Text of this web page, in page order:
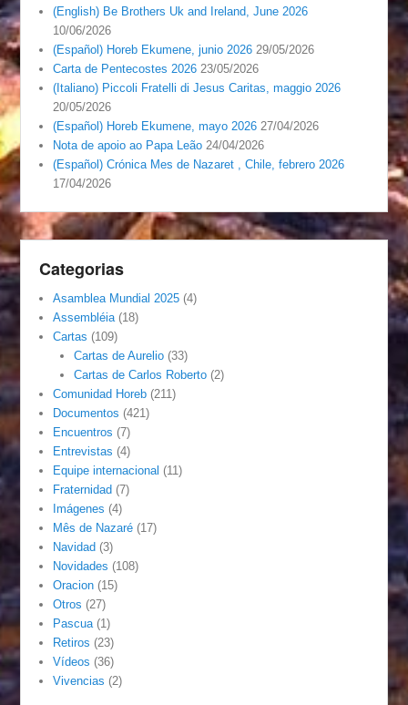
(English) Be Brothers Uk and Ireland, June 2026
10/06/2026
(Español) Horeb Ekumene, junio 2026 29/05/2026
Carta de Pentecostes 2026 23/05/2026
(Italiano) Piccoli Fratelli di Jesus Caritas, maggio 2026
20/05/2026
(Español) Horeb Ekumene, mayo 2026 27/04/2026
Nota de apoio ao Papa Leão 24/04/2026
(Español) Crónica Mes de Nazaret , Chile, febrero 2026
17/04/2026
Categorias
Asamblea Mundial 2025 (4)
Assembléia (18)
Cartas (109)
Cartas de Aurelio(33)
Cartas de Carlos Roberto(2)
Comunidad Horeb (211)
Documentos (421)
Encuentros (7)
Entrevistas (4)
Equipe internacional (11)
Fraternidad (7)
Imágenes (4)
Mês de Nazaré (17)
Navidad (3)
Novidades (108)
Oracion (15)
Otros (27)
Pascua (1)
Retiros (23)
Vídeos (36)
Vivencias (2)